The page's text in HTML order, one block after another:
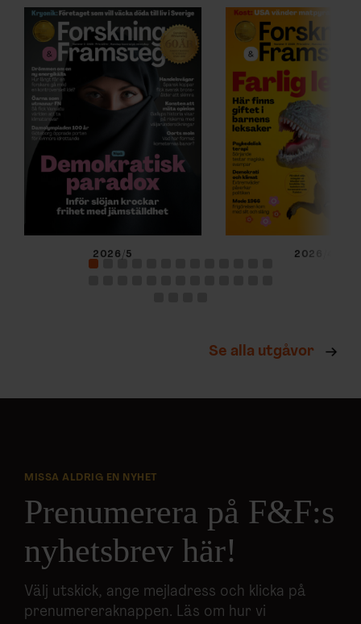
2026/5 2026/4
Se alla utgåvor
MISSA ALDRIG EN NYHET
Prenumerera på F&F:s
nyhetsbrev här!
Välj utskick, ange mejladress och klicka på
prenumereraknappen. Läs om hur vi